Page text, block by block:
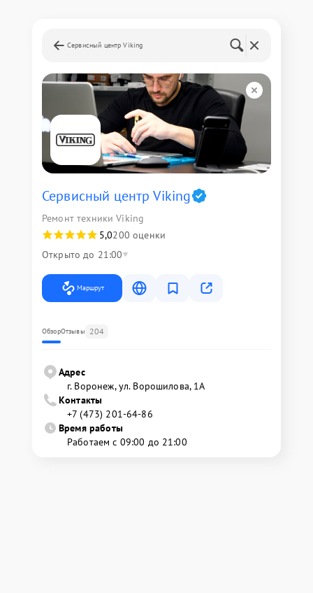
Сервисный центр Viking
Сервисный центр Viking
Ремонт техники Viking
5,0200 оценки
Открыто до 21:00
Маршрут
ОбзорОтзывы 204
Адрес
г. Воронеж, ул. Ворошилова, 1А
Контакты
+7 (473) 201-64-86
Время работы
Работаем с 09:00 до 21:00